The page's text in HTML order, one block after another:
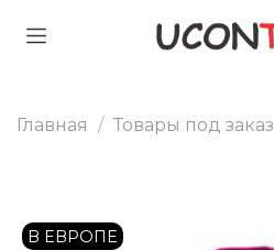
Главная Товары под заказ
В ЕВРОПЕ